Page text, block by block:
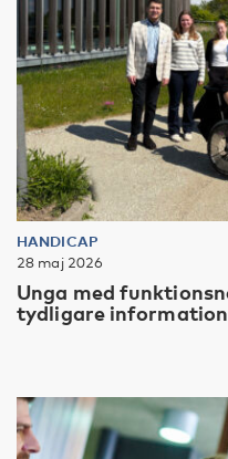
HANDICAP
28 maj 2026
Unga med
tydligare